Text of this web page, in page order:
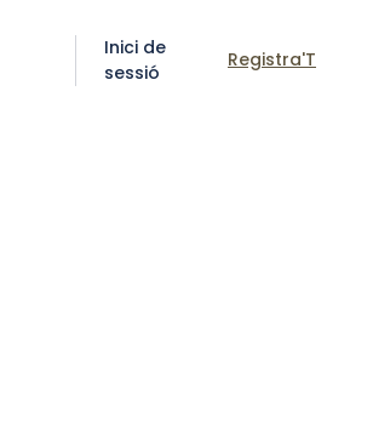
Inici de
sessió
Registra'T